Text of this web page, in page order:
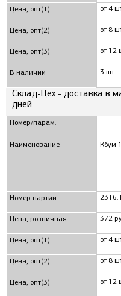
Цена, опт(1)
Цена, опт(2)
Цена, опт(3)
В наличии
от 4
от 8
от 12
3 шт.
Склад-Цех - доставка в
дней
Номер/парам.
Наименование
Номер партии
Цена, розничная
Цена, опт(1)
Цена, опт(2)
Цена, опт(3)
Кбум
372
от 4
от 8
от 12